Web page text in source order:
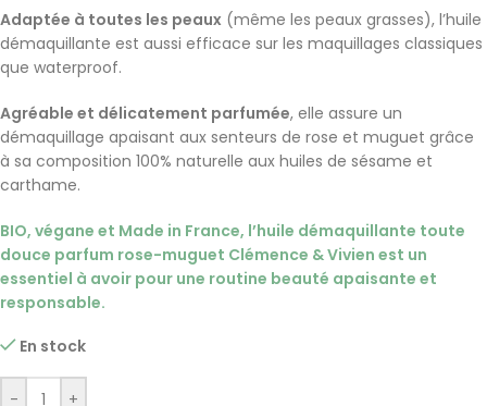
Adaptée à toutes les peaux (même les peaux grasses), l’huile
démaquillante est aussi efficace sur les maquillages classiques
que waterproof.
Agréable et délicatement parfumée, elle assure un
démaquillage apaisant aux senteurs de rose et muguet grâce
à sa composition 100% naturelle aux huiles de sésame et
carthame.
BIO, végane et Made in France, l’huile démaquillante toute
douce parfum rose-muguet Clémence & Vivien est un
essentiel à avoir pour une routine beauté apaisante et
responsable.
En stock
- +